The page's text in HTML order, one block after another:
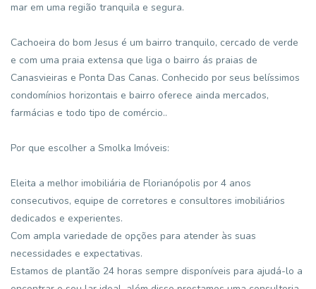
mar em uma região tranquila e segura.
Cachoeira do bom Jesus é um bairro tranquilo, cercado de verde
e com uma praia extensa que liga o bairro ás praias de
Canasvieiras e Ponta Das Canas. Conhecido por seus belíssimos
condomínios horizontais e bairro oferece ainda mercados,
farmácias e todo tipo de comércio..
Por que escolher a Smolka Imóveis:
Eleita a melhor imobiliária de Florianópolis por 4 anos
consecutivos, equipe de corretores e consultores imobiliários
dedicados e experientes.
Com ampla variedade de opções para atender às suas
necessidades e expectativas.
Estamos de plantão 24 horas sempre disponíveis para ajudá-lo a